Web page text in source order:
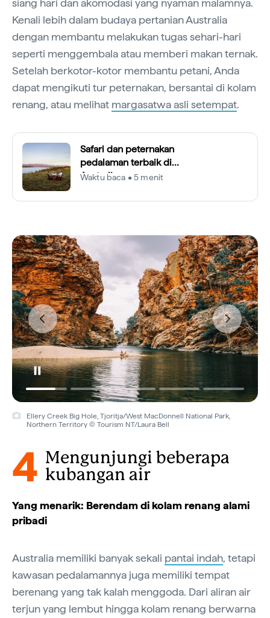
siang hari dan akomodasi yang nyaman malamnya.
Kenali lebih dalam budaya pertanian Australia
dengan membantu melakukan tugas sehari-hari
seperti menggembala atau memberi makan ternak.
Setelah berkotor-kotor membantu petani, Anda
dapat mengikuti tur peternakan, bersantai di kolam
renang, atau melihat margasatwa asli setempat.
Safari dan peternakan
pedalaman terbaik di
Australia
Waktu baca • 5 menit
Ellery Creek Big Hole, Tjoritja/West MacDonnell National Park,
Northern Territory © Tourism NT/Laura Bell
4 Mengunjungi beberapa
kubangan air
Yang menarik: Berendam di kolam renang alami
pribadi
Australia memiliki banyak sekali pantai indah, tetapi
kawasan pedalamannya juga memiliki tempat
berenang yang tak kalah menggoda. Dari aliran air
terjun yang lembut hingga kolam renang berwarna